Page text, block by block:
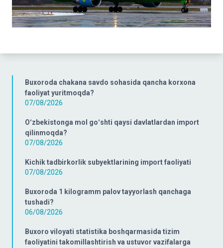
Buxoroda chakana savdo sohasida qancha korxona
faoliyat yuritmoqda?
07/08/2026
Oʻzbekistonga mol goʻshti qaysi davlatlardan import
qilinmoqda?
07/08/2026
Kichik tadbirkorlik subyektlarining import faoliyati
07/08/2026
Buxoroda 1 kilogramm palov tayyorlash qanchaga
tushadi?
06/08/2026
Buxoro viloyati statistika boshqarmasida tizim
faoliyatini takomillashtirish va ustuvor vazifalarga